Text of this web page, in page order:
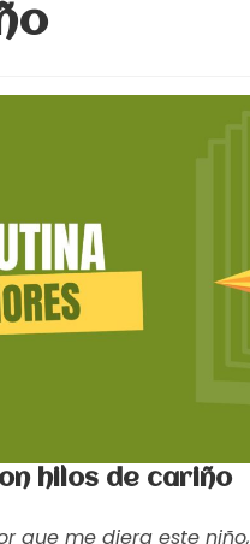
hilos de cariño
que me diera este